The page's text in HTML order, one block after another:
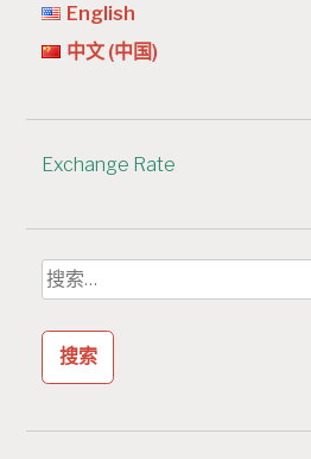
English
中文 (中国)
Exchange Rate
搜
索：